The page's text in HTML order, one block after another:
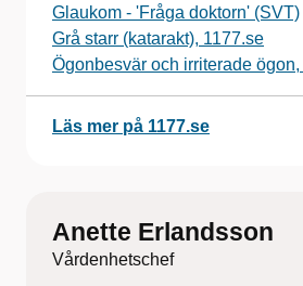
Glaukom - 'Fråga doktorn' (SVT)
Grå starr (katarakt), 1177.se
Ögonbesvär och irriterade
Läs mer på 1177.se
Anette Erlandsson
Vårdenhetschef